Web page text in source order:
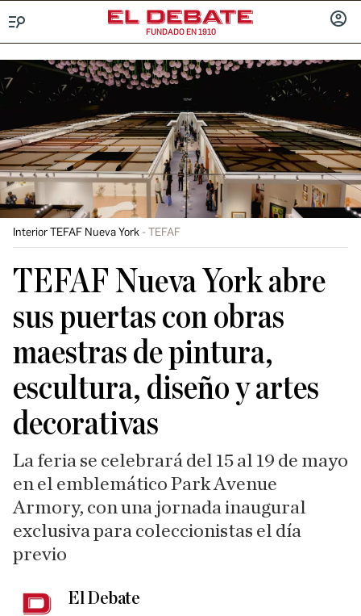
FUNDADO EN 1910
Interior TEFAF Nueva York TEFAF
TEFAF Nueva York abre
sus puertas con obras
maestras de pintura,
escultura, diseño y artes
decorativas
La feria se celebrará del 15 al 19 de mayo
en el emblemático Park Avenue
Armory, con una jornada inaugural
exclusiva para coleccionistas el día
previo
El Debate